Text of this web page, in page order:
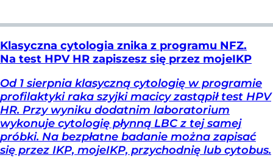
Klasyczna cytologia znika z programu NFZ.
Na test HPV HR zapiszesz się przez mojeIKP
Od 1 sierpnia klasyczną cytologię w programie
profilaktyki raka szyjki macicy zastąpił test HPV
HR. Przy wyniku dodatnim laboratorium
wykonuje cytologię płynną LBC z tej samej
próbki. Na bezpłatne badanie można zapisać
się przez IKP, mojeIKP, przychodnię lub cytobus.